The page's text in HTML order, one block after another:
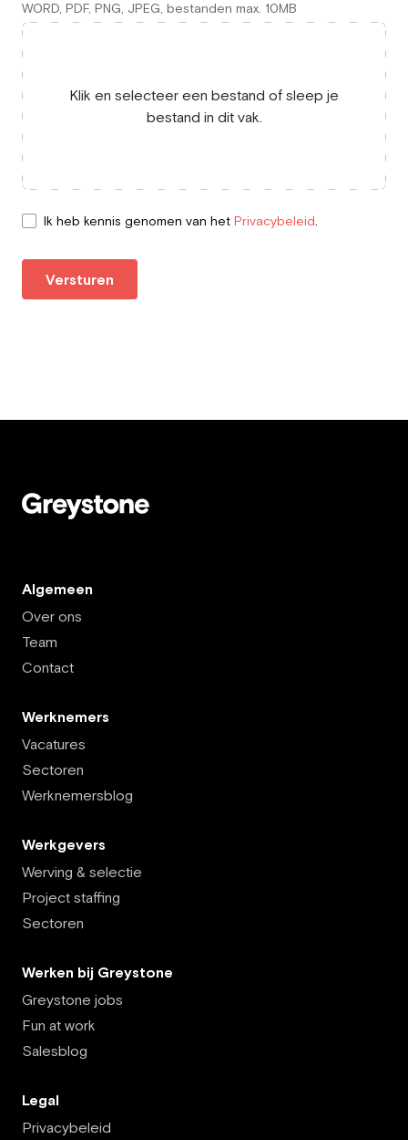
WORD, PDF, PNG, JPEG, bestanden max. 10MB
Klik en selecteer een bestand of sleep je
bestand in dit vak.
Ik heb kennis genomen van het Privacybeleid
Versturen
Algemeen
Over ons
Team
Contact
Werknemers
Vacatures
Sectoren
Werknemersblog
Werkgevers
Werving & selectie
Project staffing
Sectoren
Werken bij Greystone
Greystone jobs
Fun at work
Salesblog
Legal
Privacybeleid